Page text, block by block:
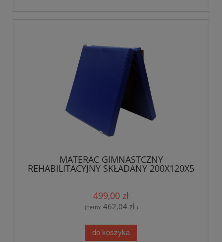
MATERAC GIMNASTCZNY
REHABILITACYJNY SKŁADANY 200X120X5
499,00 zł
(netto: 462,04 zł)
do koszyka